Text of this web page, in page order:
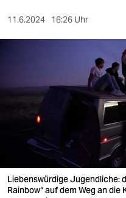
sport
nord
wahrheit
verlag
verlag
veranstaltungen
11.6.2024 16:26 Uhr
Liebens­würdige Jugendliche:
Rainbow“ auf dem Weg an die